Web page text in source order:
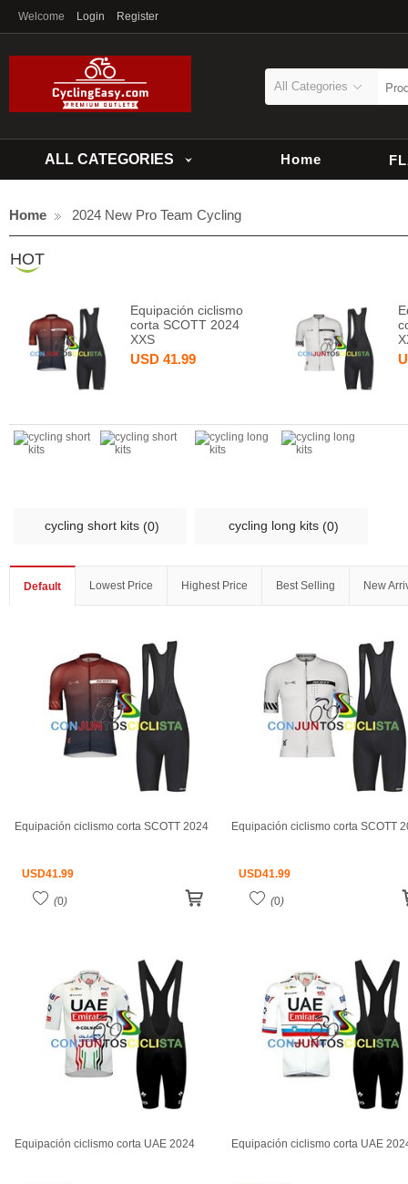
Welcome Login Register
All Categories
ALL CATEGORIES Home
Home 2024 New Pro Team Cycling
HOT
Equipación ciclismo
corta SCOTT 2024
XXS
USD 41.99
cycling short kits (0) cycling long kits (0)
Default Lowest Price Highest Price Best Selling New
Equipación ciclismo corta SCOTT 2024
USD41.99
(0)
Equipación ciclismo corta SCOTT
USD41.99
(0)
Equipación ciclismo corta UAE 2024 Equipación ciclismo corta UAE